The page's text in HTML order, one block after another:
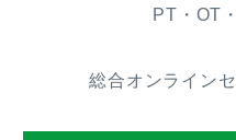
PT・OT
総合オンライン